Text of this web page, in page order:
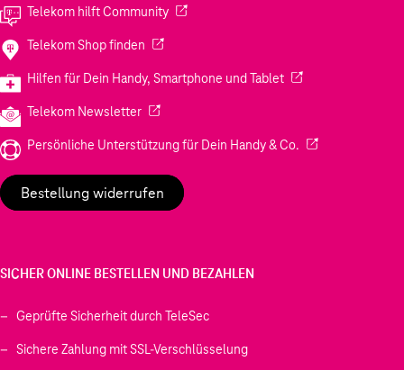
Telekom hilft Community(Wird in einem neuen Tab geöffnet)
Telekom Shop finden (Wird in einem neuen Tab geöffnet)
Hilfen für Dein Handy, Smartphone und Tablet(Wird in einem
Telekom Newsletter(Wird in einem neuen Tab geöffnet)
Persönliche Unterstützung für Dein Handy & Co. (Wird in einem
Bestellung widerrufen
SICHER ONLINE BESTELLEN UND BEZAHLEN
Geprüfte Sicherheit durch TeleSec
Sichere Zahlung mit SSL-Verschlüsselung